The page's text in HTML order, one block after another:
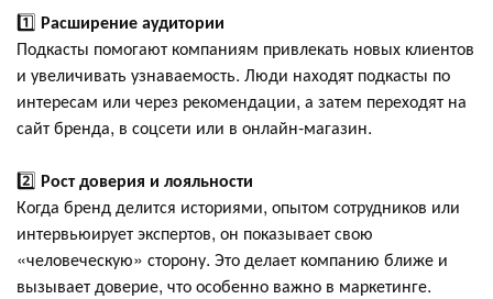
1️⃣ Расширение аудитории
Подкасты помогают компаниям привлекать новых клиентов
и увеличивать узнаваемость. Люди находят подкасты по
интересам или через рекомендации, а затем переходят на
сайт бренда, в соцсети или в онлайн-магазин.
2️⃣ Рост доверия и лояльности
Когда бренд делится историями, опытом сотрудников или
интервьюирует экспертов, он показывает свою
«человеческую» сторону. Это делает компанию ближе и
вызывает доверие, что особенно важно в маркетинге.